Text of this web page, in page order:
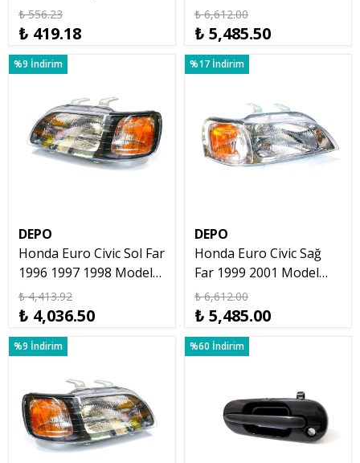
Mann W610/6
₺ 556.23
₺ 419.18
Civic
₺ 6,612.00
₺ 5,485.50
%9 İndirim
DEPO
Honda Euro Civic Sol Far
1996 1997 1998 Model
Euro Civic
₺ 4,413.92
₺ 4,036.50
%17 İndirim
DEPO
Honda Euro Civic Sağ
Far 1999 2001 Model
Euro Civic
₺ 6,612.00
₺ 5,485.00
%9 İndirim %60 İndirim